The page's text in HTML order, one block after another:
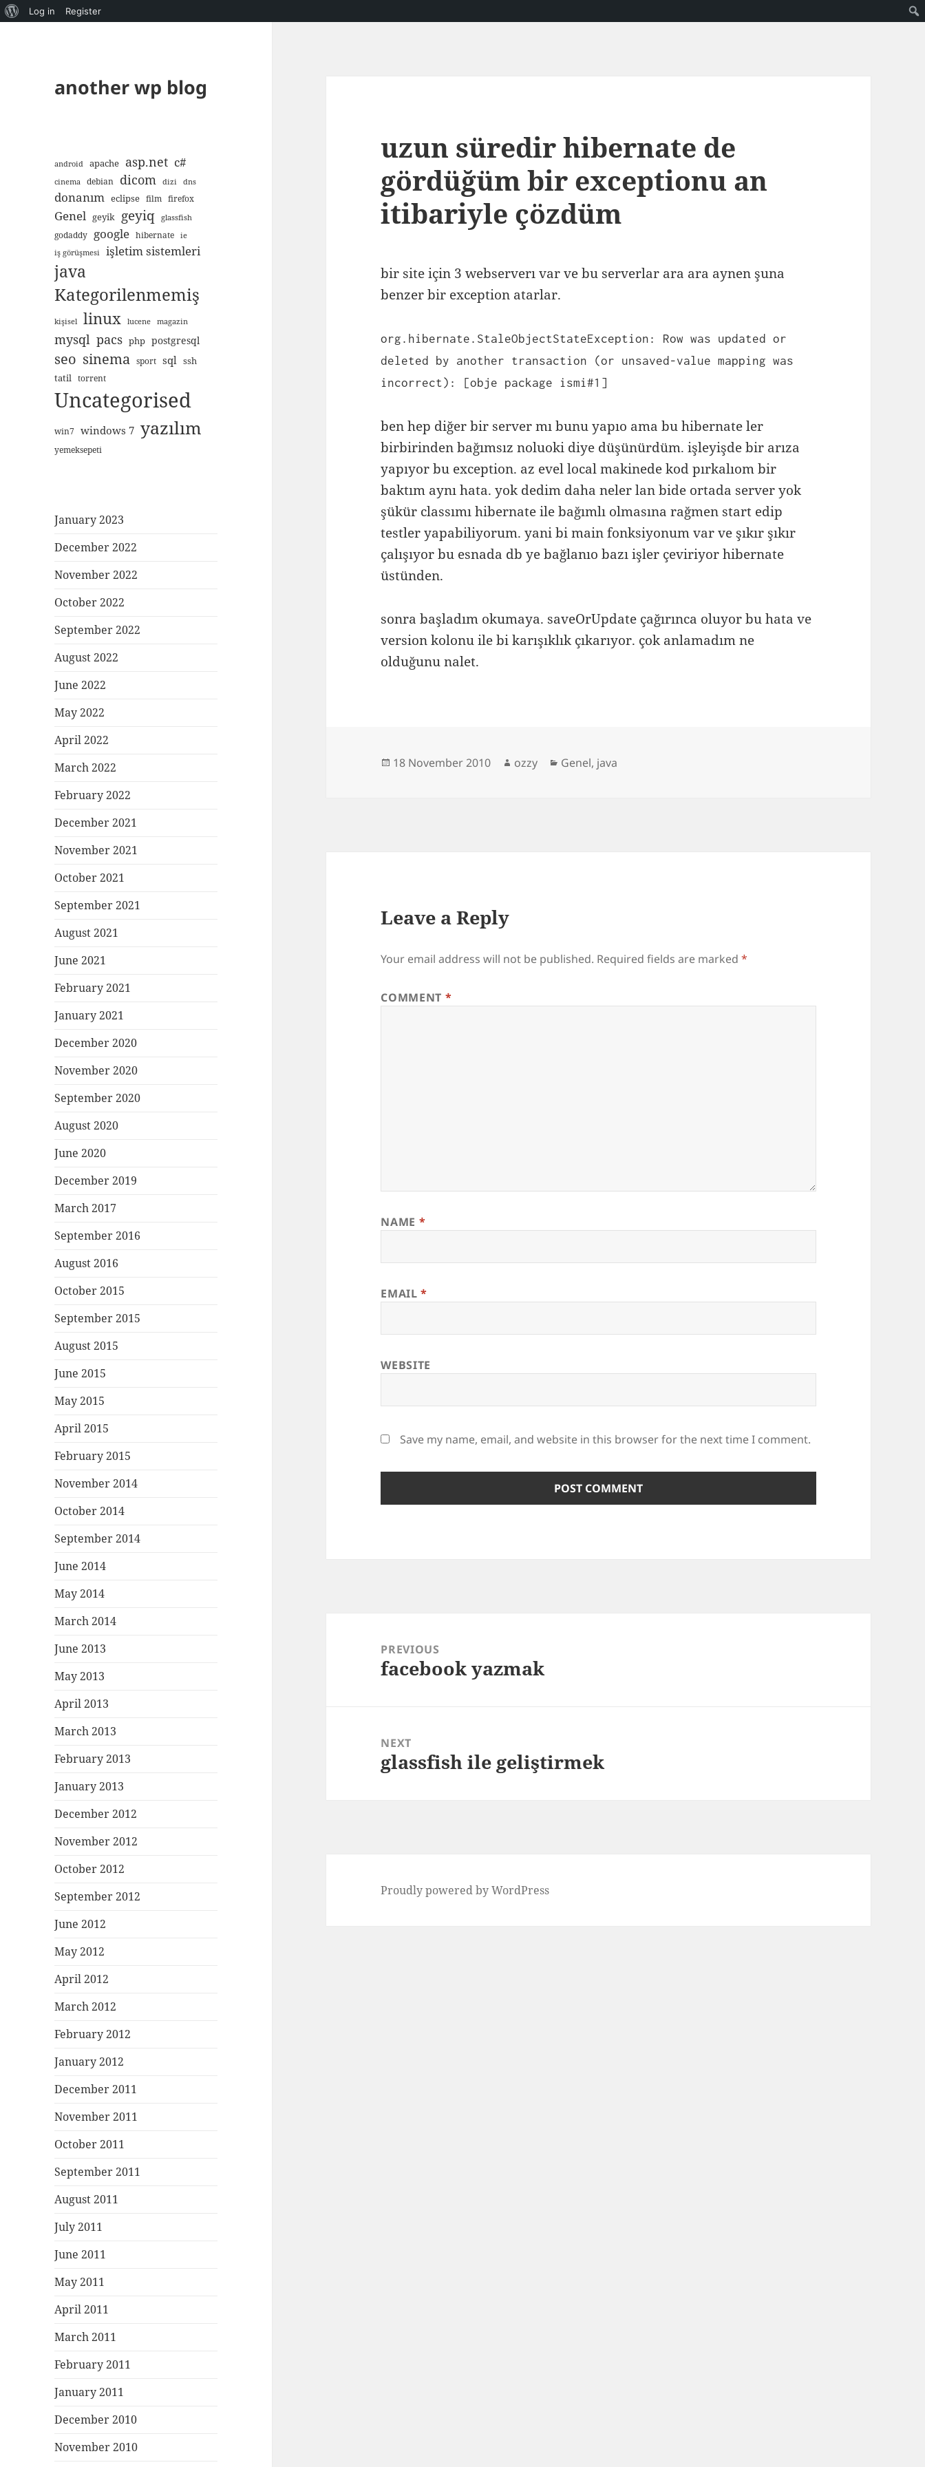
About
Log in Register
another wp blog
android apache asp.net c#
cinema debian dicom dizi dns
donanım eclipse film firefox
Genel geyik geyiq glassfish
godaddy google hibernate
ie
iş görüşmesi
işletim sistemleri
java
Kategorilenmemiş
kişisel linux lucene magazin
mysql pacs php postgresql
seo sinema sport sql ssh
tatil torrent
Uncategorised
win7 windows 7 yazılım
yemeksepeti
January 2023
December 2022
November 2022
October 2022
September 2022
August 2022
June 2022
May 2022
April 2022
March 2022
February 2022
December 2021
November 2021
October 2021
September 2021
August 2021
June 2021
February 2021
January 2021
December 2020
November 2020
September 2020
August 2020
June 2020
December 2019
March 2017
September 2016
August 2016
October 2015
September 2015
August 2015
June 2015
May 2015
April 2015
February 2015
November 2014
October 2014
September 2014
June 2014
May 2014
March 2014
June 2013
May 2013
April 2013
March 2013
February 2013
January 2013
December 2012
November 2012
October 2012
September 2012
June 2012
May 2012
April 2012
March 2012
February 2012
January 2012
December 2011
November 2011
October 2011
September 2011
August 2011
July 2011
June 2011
May 2011
April 2011
March 2011
February 2011
January 2011
December 2010
November 2010
uzun süredir hibernate de
gördüğüm bir exceptionu an
itibariyle çözdüm
bir site için 3 webserverı var ve bu serverlar ara ara aynen şuna
benzer bir exception atarlar.
org.hibernate.StaleObjectStateException: Row was updated or
deleted by another transaction (or unsaved-value mapping was
incorrect): [obje package ismi#1]
ben hep diğer bir server mı bunu yapıo ama bu hibernate ler
birbirinden bağımsız noluoki diye düşünürdüm. işleyişde bir arıza
yapıyor bu exception. az evel local makinede kod pırkalıom bir
baktım aynı hata. yok dedim daha neler lan bide ortada server yok
şükür classımı hibernate ile bağımlı olmasına rağmen start edip
testler yapabiliyorum. yani bi main fonksiyonum var ve şıkır şıkır
çalışıyor bu esnada db ye bağlanıo bazı işler çeviriyor hibernate
üstünden.
sonra başladım okumaya. saveOrUpdate çağırınca oluyor bu hata ve
version kolonu ile bi karışıklık çıkarıyor. çok anlamadım ne
olduğunu nalet.
Posted
18 November 2010 Author
ozzy Categories
Genel, java
Leave a Reply
Your email address will not be published. Required fields are marked*
COMMENT *
NAME *
EMAIL*
WEBSITE
Save my name, email, and website in this browser for the next time I comment.
navigationPREVIOUS
Previous
facebook yazmak
NEXT
Next
glassfish ile geliştirmek
Proudly powered by WordPress